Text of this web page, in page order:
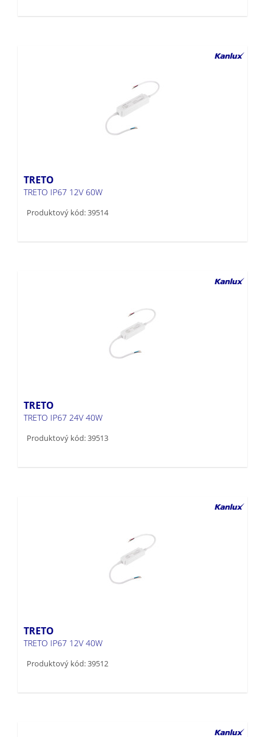
TRETO
TRETO IP67 12V 60W
Produktový kód: 39514
TRETO
TRETO IP67 24V 40W
Produktový kód: 39513
TRETO
TRETO IP67 12V 40W
Produktový kód: 39512